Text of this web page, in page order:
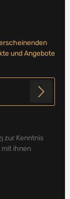
und Angebote
zur Kenntnis
mit ihnen